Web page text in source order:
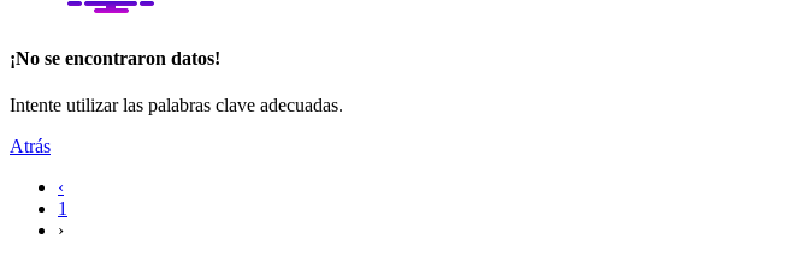
¡No se encontraron datos!
Intente utilizar las palabras clave adecuadas.
Atrás
‹
1
›